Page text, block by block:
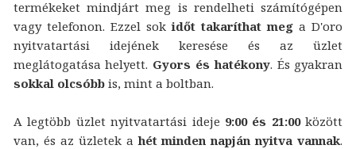
termékeket mindjárt meg is rendelheti számítógépen
vagy telefonon. Ezzel sokidőt takaríthat meg a D'oro
nyitvatartási idejének keresése és az üzlet
meglátogatása helyett. Gyors és hatékony. És gyakran
sokkal olcsóbbis, mint a boltban.
A legtöbb üzlet nyitvatartási ideje 9:00 és 21:00között
van, és az üzletek ahét minden napján nyitva vannak.